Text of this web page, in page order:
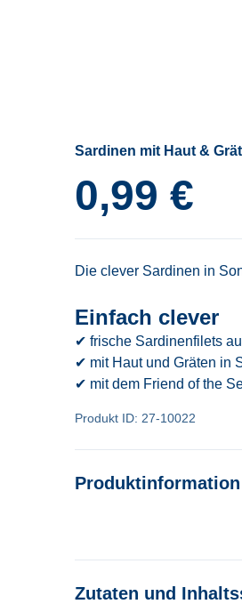
Sardinen mit Haut &
0,99 €
Die clever Sardinen in
Einfach clever
✔ frische Sardinenfilets
✔ mit Haut und Gräten in
✔ mit dem Friend of the
Produkt ID: 27-10022
Produktinformation
Zutaten und